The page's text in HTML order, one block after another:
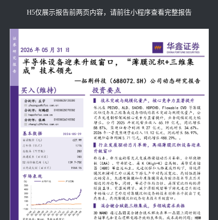
H5仅展示报告前两页内容，请前往小程序查看完整报告